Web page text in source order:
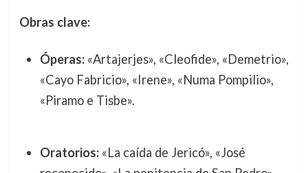
Obras clave:
Óperas:«Artajerjes», «Cleofide», «Demetrio»,
«Cayo Fabricio», «Irene», «Numa Pompilio»,
«Piramo e Tisbe».
Oratorios:«La caída de Jericó», «José